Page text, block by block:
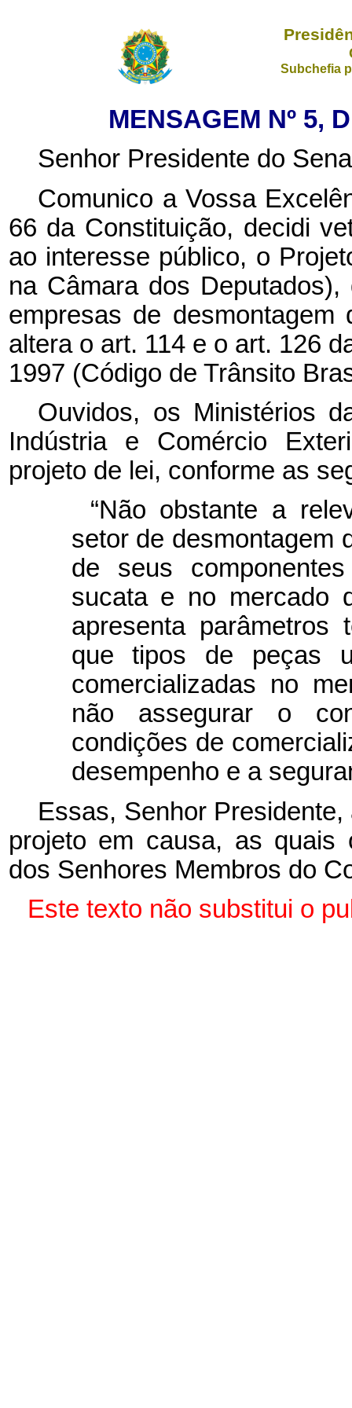
Subchefia
MENSAGEM Nº 5,
Senhor Presidente do
Comunico a Vossa
66 da Constituição, decidi
ao interesse público, o
na Câmara dos
empresas de
altera o art. 114 e o art. 126
1997 (Código de Trânsito
Ouvidos, os Ministérios
Indústria e Comércio
projeto de lei, conforme as
“Não obstante a
setor de desmontagem
de seus
sucata e no mercado
apresenta parâmetros
que tipos de peças
comercializadas no
não assegurar o
condições de
desempenho e a
Essas, Senhor
projeto em causa, as quais
dos Senhores Membros do
Este texto não substitui o